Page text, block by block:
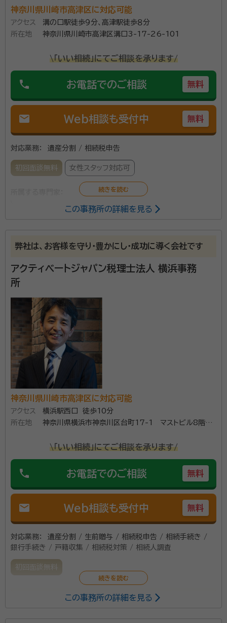
だきました。感謝でいっぱいです。
☆新横浜駅前に事務所があります相続税申告とその周辺業務に
事務所と違い、一般業務と併用で相続税申告をしていませんの
す。 ☆所長は銀行出身で、宅地建物取引士資格も有しますので、
☆仕事が忙しい方には土日や夜間の面談行っていますし、web
によるオンライン打ち合わせもしています。 ☆税務調査対策に有
効といわれている書面添付制度による申告を行っていますし、
ます。 ☆令和5年には相鉄線が新横浜に乗り入れ東横線とも接
鑑み相続人間での係争案件はお取り扱いしていません。
所属団体：
神奈川県川崎市高津区に対応可能
アクセス
溝の口駅徒歩９分、高津駅徒歩８分
所在地
神奈川県川崎市高津区溝口3-17-26-101
\「いい相続」にてご相談を承ります/
phone お電話でのご相談 無料
mail Web相談も受付中 無料
対応業務： 遺産分割 / 相続税申告
初回面談無料 女性スタッフ対応可
中原 康子（なかはら やすこ） 税理士
この事務所の詳細を見る
弊社は、お客様を守り・豊かにし・成功に導く会社です
アクティベートジャパン税理士法人 横浜事務
所
神奈川県川崎市高津区に対応可能
アクセス
横浜駅西口 徒歩10分
所在地
神奈川県横浜市神奈川区台町17-1 マストビル8階
\「いい相続」にてご相談を承ります/
phone お電話でのご相談 無料
mail Web相談も受付中 無料
対応業務：
遺産分割 / 生前贈与 / 相続税申告 / 相続手続き /
銀行手続き / 戸籍収集 / 相続税対策 / 相続人調査
初回面談無料
相続対策、不動産有効活用等の資産税に強い専門スタッ
この事務所の詳細を見る